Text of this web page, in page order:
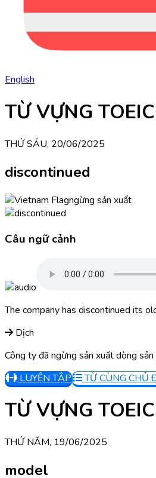
English
TỪ VỰNG
THỨ SÁU, 20/06/2025
discontinued
ngừng sản xuất
Câu ngữ cảnh
The company has discontinued its
Dịch
Công ty đã ngừng sản xuất dòng sản
LUYỆN TẬP
TỪ CÙNG CHỦ
TỪ VỰNG
THỨ NĂM, 19/06/2025
model